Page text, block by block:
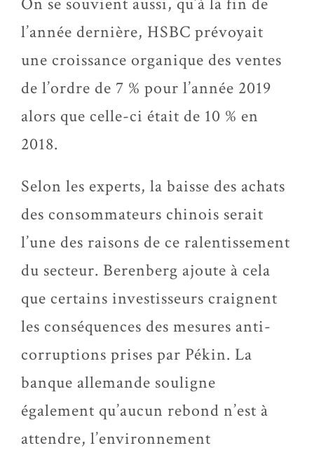
l’année dernière, HSBC prévoyait
une croissance organique des ventes
de l’ordre de 7 % pour l’année 2019
alors que celle-ci était de 10 % en
2018.
Selon les experts, la baisse des achats
des consommateurs chinois serait
l’une des raisons de ce ralentissement
du secteur. Berenberg ajoute à cela
que certains investisseurs craignent
les conséquences des mesures anti-
corruptions prises par Pékin. La
banque allemande souligne
également qu’aucun rebond n’est à
attendre, l’environnement